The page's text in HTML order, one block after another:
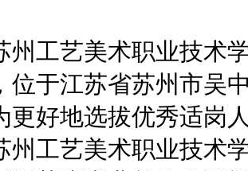
艺美术职业技术学
位于江苏省苏州市吴
更好地选拔优秀适岗
州工艺美术职业技术